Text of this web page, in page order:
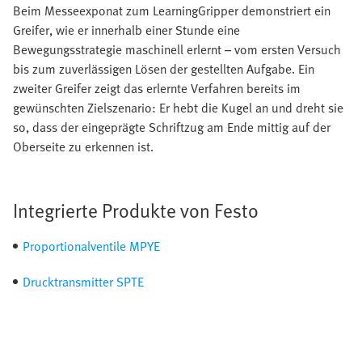
Beim Messeexponat zum LearningGripper demonstriert ein
Greifer, wie er innerhalb einer Stunde eine
Bewegungsstrategie maschinell erlernt – vom ersten Versuch
bis zum zuverlässigen Lösen der gestellten Aufgabe. Ein
zweiter Greifer zeigt das erlernte Verfahren bereits im
gewünschten Zielszenario: Er hebt die Kugel an und dreht sie
so, dass der eingeprägte Schriftzug am Ende mittig auf der
Oberseite zu erkennen ist.
Integrierte Produkte von Festo
Proportionalventile MPYE
Drucktransmitter SPTE